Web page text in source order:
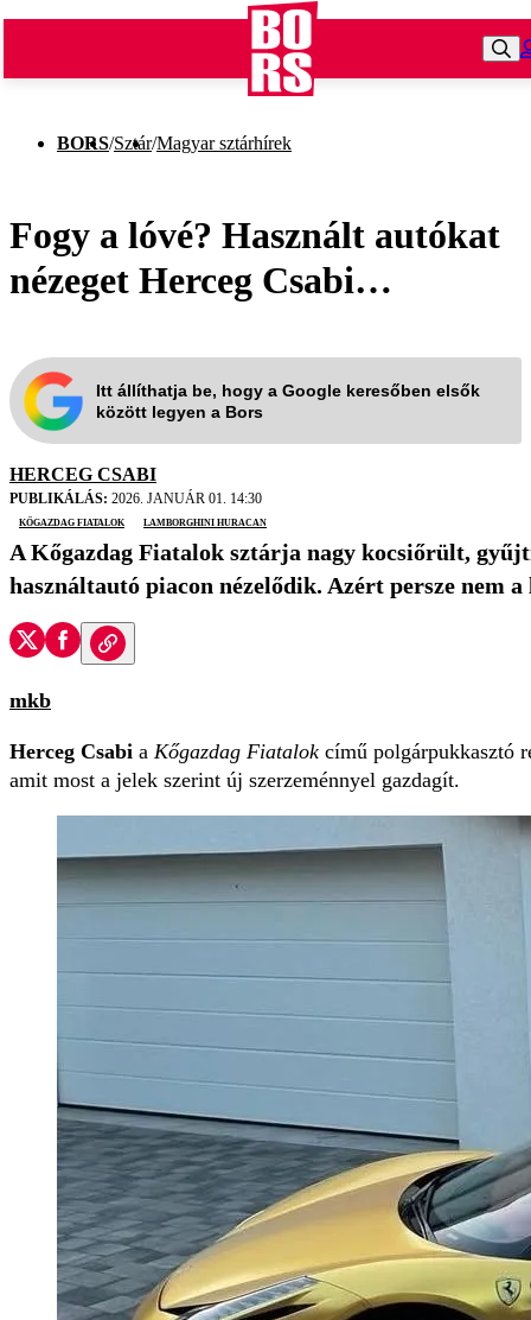
BORS/Sztár/Magyar sztárhírek
Fogy a lóvé? Használt autókat
nézeget Herceg Csabi…
Itt állíthatja be, hogy a Google keresőben elsők
között legyen a Bors
HERCEG CSABI
PUBLIKÁLÁS: 2026. JANUÁR 01. 14:30
Kőgazdag fiatalok
Lamborghini Huracan
A Kőgazdag Fiatalok sztárja nagy kocsiőrült,
használtautó piacon nézelődik. Azért persze nem
mkb
Herceg Csabi a Kőgazdag Fiatalok című polgárpukkasztó
amit most a jelek szerint új szerzeménnyel gazdagít.